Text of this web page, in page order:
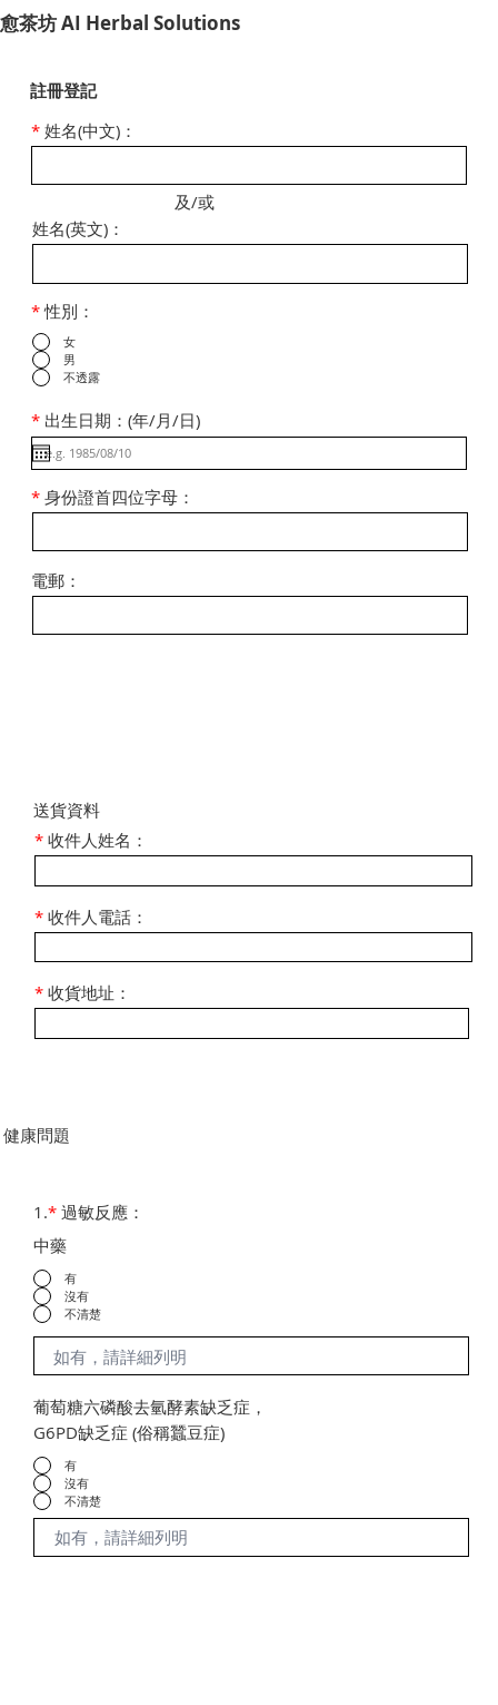
​愈茶坊 AI Herbal Solutions
註冊登記
1.*過敏反應：
中藥
有
沒有
不清楚
葡萄糖六磷酸去氫酵素缺乏症，
G6PD缺乏症 (俗稱蠶豆症)
有
沒有
不清楚
健康問題
* 姓名(中文)：
及/或
姓名(英文)：
*性別：
女
男
不透露
*出生日期：(年/月/日)
* 身份證首四位字母：
電郵：
​送貨資料
*收件人姓名：
*收件人電話：
*收貨地址：